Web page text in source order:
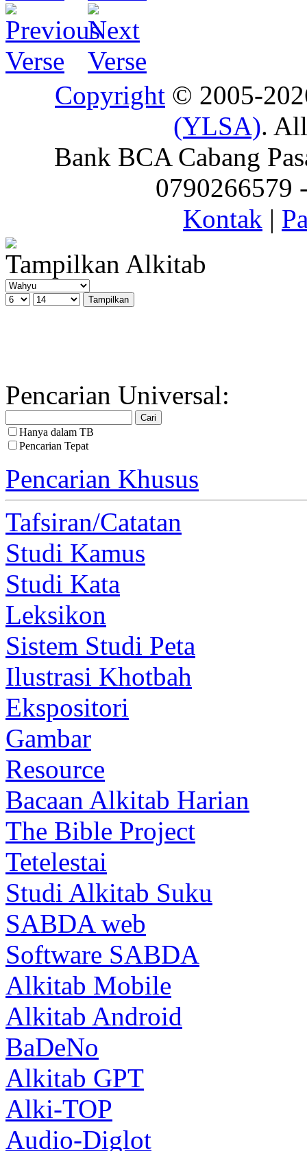
Copyright © 2005-
(YLSA).
Bank BCA Cabang
0790266579
Kontak |
Tampilkan Alkitab
Pencarian Universal:
Hanya dalam TB
Pencarian Tepat
Pencarian Khusus
Tafsiran/Catatan
Studi Kamus
Studi Kata
Leksikon
Sistem Studi Peta
Ilustrasi Khotbah
Ekspositori
Gambar
Resource
Bacaan Alkitab Harian
The Bible Project
Tetelestai
Studi Alkitab Suku
SABDA web
Software SABDA
Alkitab Mobile
Alkitab Android
BaDeNo
Alkitab GPT
Alki-TOP
Audio-Diglot